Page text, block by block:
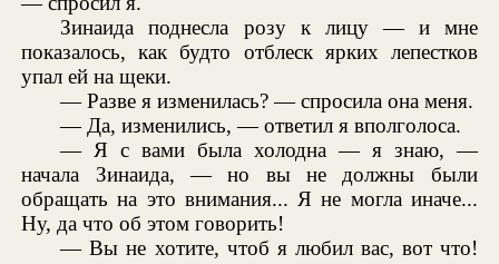
Зинаида поднесла розу к лицу — и мне
показалось, как будто отблеск ярких лепестков
упал ей на щеки.
— Разве я изменилась? — спросила она меня.
— Да, изменились, — ответил я вполголоса.
— Я с вами была холодна — я знаю, —
начала Зинаида, — но вы не должны были
обращать на это внимания... Я не могла иначе...
Ну, да что об этом говорить!
— Вы не хотите, чтоб я любил вас, вот что!